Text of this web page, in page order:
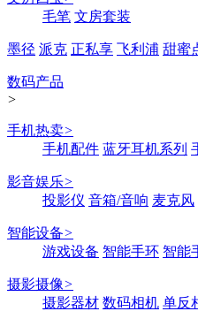
毛笔 文房套装
墨径 派克 正私享 飞利浦 甜蜜
数码产品
>
手机热卖>
手机配件 蓝牙耳机系列
影音娱乐>
投影仪 音箱/音响 麦克风
智能设备>
游戏设备 智能手环 智能
摄影摄像>
摄影器材 数码相机 单反